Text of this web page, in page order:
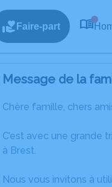
Faire-part
Message de la
Chère famille, chers
C’est avec une grande
à Brest.
Nous vous invitons à